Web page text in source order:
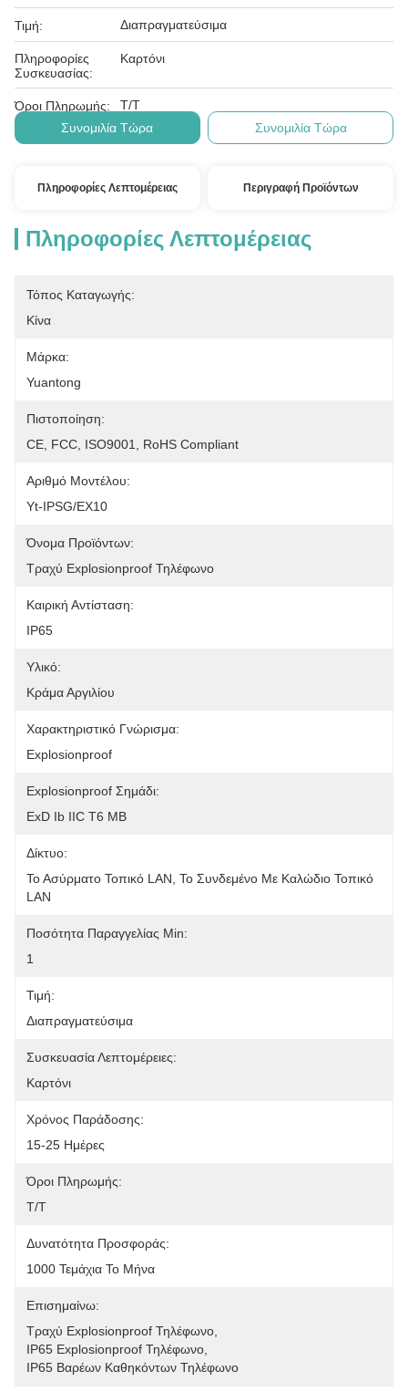
Τιμή: Διαπραγματεύσιμα
Πληροφορίες
Συσκευασίας:
Καρτόνι
Όροι Πληρωμής:
Τ/Τ
Συνομιλία Τώρα
Συνομιλία Τώρα
Πληροφορίες Λεπτομέρειας Περιγραφή Προϊόντων
Πληροφορίες Λεπτομέρειας
Τόπος Καταγωγής:
Κίνα
Μάρκα:
Yuantong
Πιστοποίηση:
CE, FCC, ISO9001, RoHS Compliant
Αριθμό Μοντέλου:
Yt-IPSG/EX10
Όνομα Προϊόντων:
Τραχύ Explosionproof Τηλέφωνο
Καιρική Αντίσταση:
IP65
Υλικό:
Κράμα Αργιλίου
Χαρακτηριστικό Γνώρισμα:
Explosionproof
Explosionproof Σημάδι:
ExD Ib IIC T6 ΜΒ
Δίκτυο:
Το Ασύρματο Τοπικό LAN, Το Συνδεμένο Με Καλώδιο Τοπικό
LAN
Ποσότητα Παραγγελίας Min:
1
Τιμή:
Διαπραγματεύσιμα
Συσκευασία Λεπτομέρειες:
Καρτόνι
Χρόνος Παράδοσης:
15-25 Ημέρες
Όροι Πληρωμής:
Τ/Τ
Δυνατότητα Προσφοράς:
1000 Τεμάχια Το Μήνα
Επισημαίνω:
Τραχύ Explosionproof Τηλέφωνο
IP65 Explosionproof Τηλέφωνο
IP65 Βαρέων Καθηκόντων Τηλέφωνο